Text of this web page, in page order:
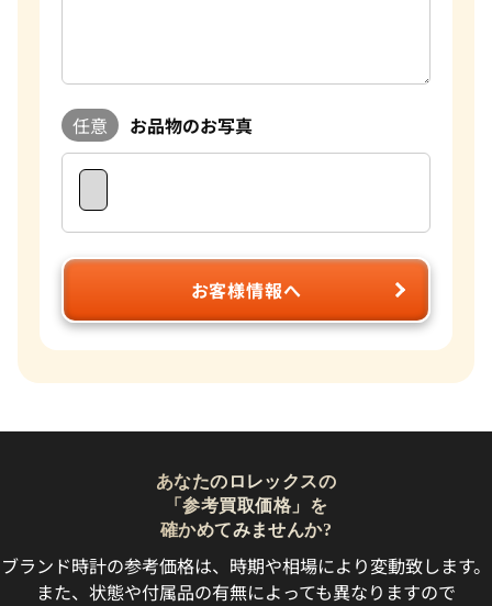
任意 お品物のお写真
お客様情報へ
あなたのロレックスの
「参考買取価格」を
確かめてみませんか?
ブランド時計の参考価格は、時期や相場により変動致します。
また、状態や付属品の有無によっても異なりますので